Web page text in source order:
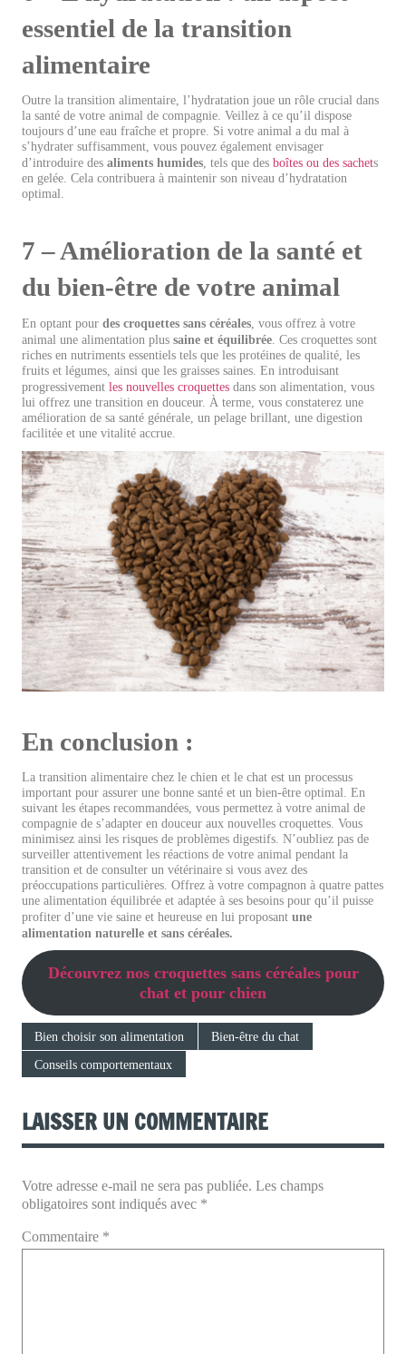
essentiel de la transition
alimentaire
Outre la transition alimentaire, l’hydratation joue un rôle crucial dans
la santé de votre animal de compagnie. Veillez à ce qu’il dispose
toujours d’une eau fraîche et propre. Si votre animal a du mal à
s’hydrater suffisamment, vous pouvez également envisager
d’introduire des aliments humides , tels que des boîtes ou des sachets
en gelée. Cela contribuera à maintenir son niveau d’hydratation
optimal.
7 – Amélioration de la santé et
du bien-être de votre animal
En optant pour des croquettes sans céréales , vous offrez à votre
animal une alimentation plus saine et équilibrée . Ces croquettes sont
riches en nutriments essentiels tels que les protéines de qualité, les
fruits et légumes, ainsi que les graisses saines. En introduisant
progressivement les nouvelles croquettes dans son alimentation, vous
lui offrez une transition en douceur. À terme, vous constaterez une
amélioration de sa santé générale, un pelage brillant, une digestion
facilitée et une vitalité accrue.
En conclusion :
La transition alimentaire chez le chien et le chat est un processus
important pour assurer une bonne santé et un bien-être optimal. En
suivant les étapes recommandées, vous permettez à votre animal de
compagnie de s’adapter en douceur aux nouvelles croquettes. Vous
minimisez ainsi les risques de problèmes digestifs. N’oubliez pas de
surveiller attentivement les réactions de votre animal pendant la
transition et de consulter un vétérinaire si vous avez des
préoccupations particulières. Offrez à votre compagnon à quatre pattes
une alimentation équilibrée et adaptée à ses besoins pour qu’il puisse
profiter d’une vie saine et heureuse en lui proposant une
alimentation naturelle et sans céréales.
Découvrez nos croquettes sans céréales pour
chat et pour chien
Bien choisir son alimentation
Bien-être du chat
Conseils comportementaux
LAISSER UN COMMENTAIRE
Votre adresse e-mail ne sera pas publiée. Les champs
obligatoires sont indiqués avec *
Commentaire *